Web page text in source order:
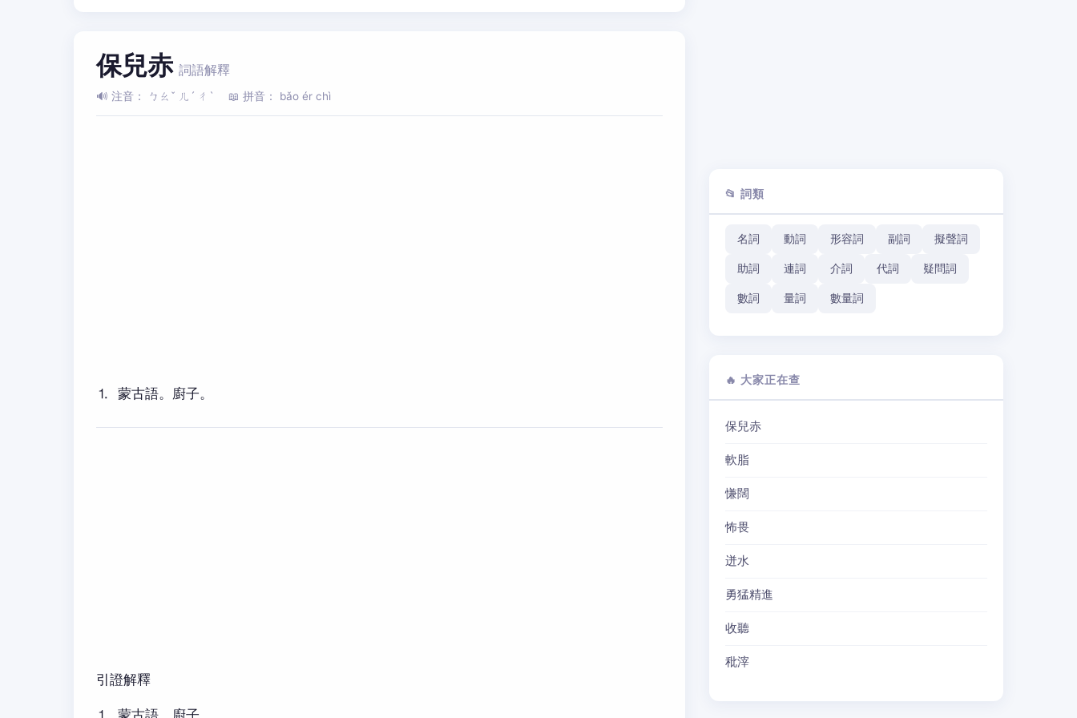
保兒赤 詞語解釋
🔊 注音： ㄅㄠˇ ㄦˊ ㄔˋ 📖 拼音： bǎo ér chì
⒈ 蒙古語。廚子。
引證解釋
⒈ 蒙古語。廚子。
📂 詞類
名詞 動詞 形容詞 副詞 擬聲詞
助詞 連詞 介詞 代詞 疑問詞
數詞 量詞 數量詞
🔥 大家正在查
保兒赤
軟脂
慊闊
怖畏
迸水
勇猛精進
收聽
秕滓